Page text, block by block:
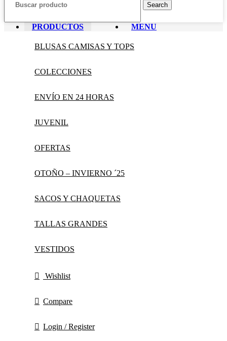
Search
PRODUCTOS MENU
BLUSAS CAMISAS Y TOPS
COLECCIONES
ENVÍO EN 24 HORAS
JUVENIL
OFERTAS
OTOÑO – INVIERNO ´25
SACOS Y CHAQUETAS
TALLAS GRANDES
VESTIDOS
Wishlist
Compare
Login / Register